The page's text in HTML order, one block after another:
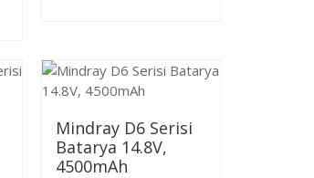
Mindray D6 Serisi
Batarya 14.8V,
4500mAh